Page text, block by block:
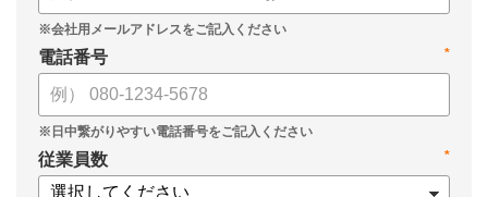
*
電話番号
*
従業員数